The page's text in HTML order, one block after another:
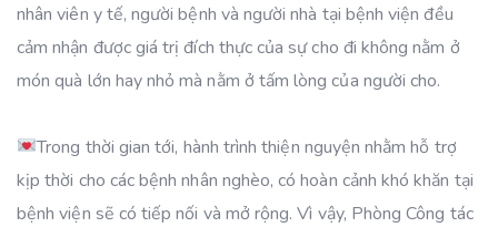
nhân viên y tế, người bệnh và người nhà tại bệnh viện đều
cảm nhận được giá trị đích thực của sự cho đi không nằm ở
món quà lớn hay nhỏ mà nằm ở tấm lòng của người cho.
Trong thời gian tới, hành trình thiện nguyện nhằm hỗ trợ
kịp thời cho các bệnh nhân nghèo, có hoàn cảnh khó khăn tại
bệnh viện sẽ có tiếp nối và mở rộng. Vì vậy, Phòng Công tác